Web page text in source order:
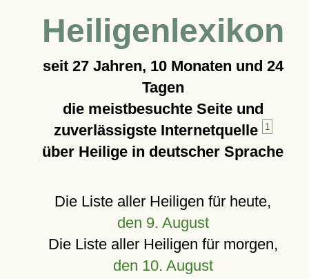
Heiligenlexikon
seit 27 Jahren, 10 Monaten und 24
Tagen
die meistbesuchte Seite und
zuverlässigste Internetquelle
1
über Heilige in deutscher Sprache
Die Liste aller Heiligen für heute,
den 9. August
Die Liste aller Heiligen für morgen,
den 10. August